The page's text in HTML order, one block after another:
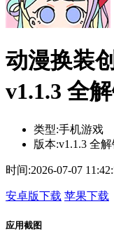
动漫换装
v1.1.3 全
类型:手机游戏
版本:v1.1.3 全解
时间:2026-07-07
安卓版下载 苹果下载
应用截图